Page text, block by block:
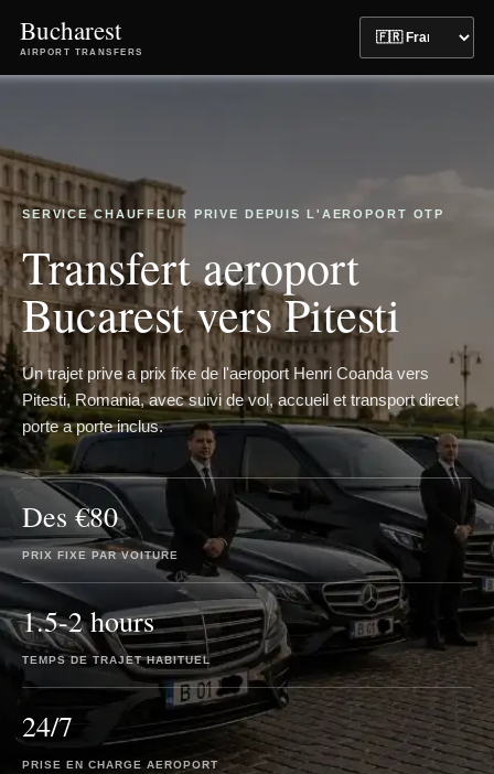
Bucharest
AIRPORT TRANSFERS
SERVICE CHAUFFEUR PRIVE DEPUIS L'AEROPORT OTP
Transfert aeroport
Bucarest vers Pitesti
Un trajet prive a prix fixe de l'aeroport Henri Coanda vers
Pitesti, Romania, avec suivi de vol, accueil et transport direct
porte a porte inclus.
Des €80
PRIX FIXE PAR VOITURE
1.5-2 hours
TEMPS DE TRAJET HABITUEL
24/7
PRISE EN CHARGE AEROPORT